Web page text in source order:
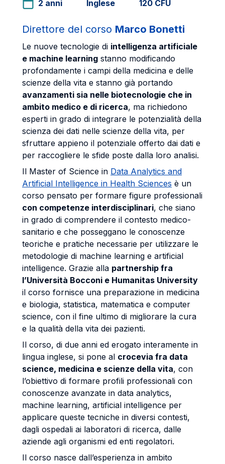
2 anni Inglese 120 CFU
Direttore del corso Marco Bonetti
Le nuove tecnologie di intelligenza artificiale
e machine learning stanno modificando
profondamente i campi della medicina e delle
scienze della vita e stanno già portando
avanzamenti sia nelle biotecnologie che in
ambito medico e di ricerca, ma richiedono
esperti in grado di integrare le potenzialità della
scienza dei dati nelle scienze della vita, per
sfruttare appieno il potenziale offerto dai dati e
per raccogliere le sfide poste dalla loro analisi.
Il Master of Science in Data Analytics and
Artificial Intelligence in Health Sciences è un
corso pensato per formare figure professionali
con competenze interdisciplinari, che siano
in grado di comprendere il contesto medico-
sanitario e che posseggano le conoscenze
teoriche e pratiche necessarie per utilizzare le
metodologie di machine learning e artificial
intelligence. Grazie alla partnership fra
l’Università Bocconi e Humanitas University
il corso fornisce una preparazione in medicina
e biologia, statistica, matematica e computer
science, con il fine ultimo di migliorare la cura
e la qualità della vita dei pazienti.
Il corso, di due anni ed erogato interamente in
lingua inglese, si pone al crocevia fra data
science, medicina e scienze della vita, con
l’obiettivo di formare profili professionali con
conoscenze avanzate in data analytics,
machine learning, artificial intelligence per
applicare queste tecniche in diversi contesti,
dagli ospedali ai laboratori di ricerca, dalle
aziende agli organismi ed enti regolatori.
Il corso nasce dall’esperienza in ambito